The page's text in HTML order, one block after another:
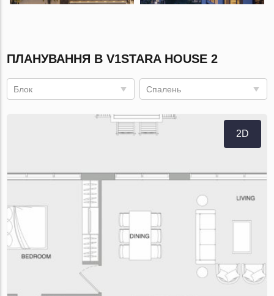
ПЛАНУВАННЯ В V1STARA HOUSE 2
Блок Спалень
2D